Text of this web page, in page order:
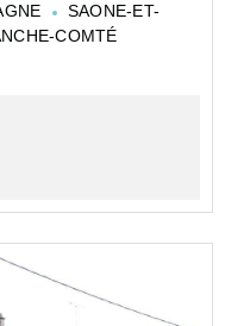
au 1er étage un
SAONE-ET-
COMTÉ